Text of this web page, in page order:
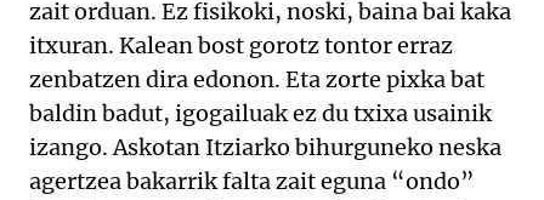
zait orduan. Ez fisikoki, noski, baina bai kaka
itxuran. Kalean bost gorotz tontor erraz
zenbatzen dira edonon. Eta zorte pixka bat
baldin badut, igogailuak ez du txixa usainik
izango. Askotan Itziarko bihurguneko neska
agertzea bakarrik falta zait eguna “ondo”